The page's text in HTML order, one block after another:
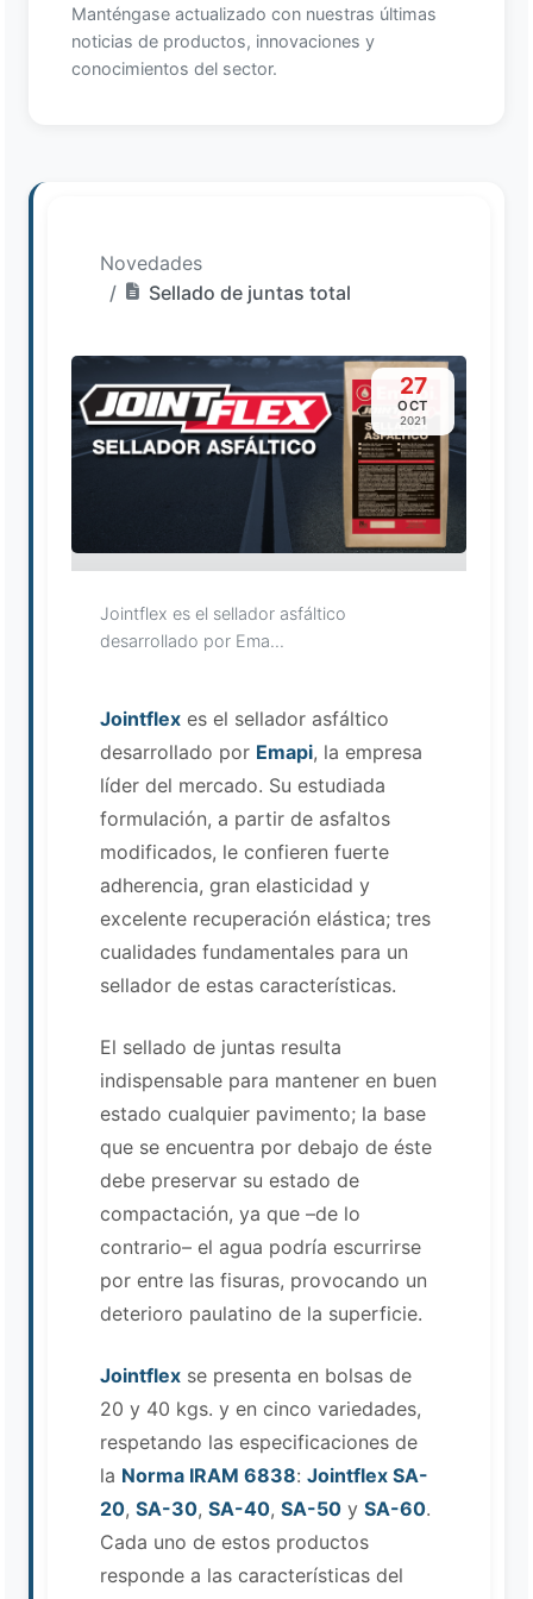
Novedades
Sellado de juntas total
Loading image...
27
OCT
2021
Jointflex es el sellador asfáltico
desarrollado por Ema...
Jointflex es el sellador asfáltico
desarrollado por Emapi, la empresa
líder del mercado. Su estudiada
formulación, a partir de asfaltos
modificados, le confieren fuerte
adherencia, gran elasticidad y
excelente recuperación elástica; tres
cualidades fundamentales para un
sellador de estas características.
El sellado de juntas resulta
indispensable para mantener en buen
estado cualquier pavimento; la base
que se encuentra por debajo de éste
debe preservar su estado de
compactación, ya que –de lo
contrario– el agua podría escurrirse
por entre las fisuras, provocando un
deterioro paulatino de la superficie.
Jointflex se presenta en bolsas de
20 y 40 kgs. y en cinco variedades,
respetando las especificaciones de
la Norma IRAM 6838: Jointflex SA-
20, SA-30, SA-40, SA-50 y SA-60.
Cada uno de estos productos
responde a las características del
Manténgase actualizado con nuestras últimas
noticias de productos, innovaciones y
conocimientos del sector.
Asistente EMAPI
En línea ahora